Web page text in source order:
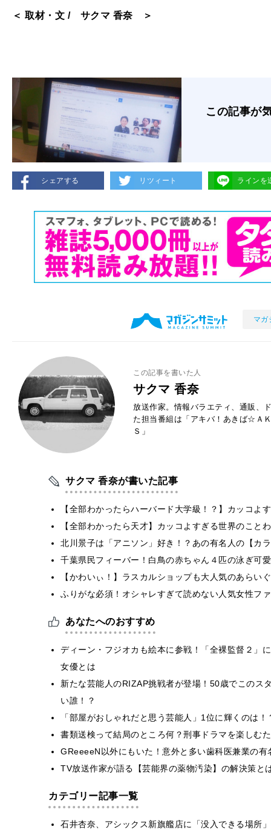
＜ 取材・文 / サクマ 香奈 ＞
この記事が
シェアする リツィート ラインを
マガ
この記事を書いた人
サクマ 香奈
放送作家。情報バラエティ、通販、
た担当番組は「アキバ！あきば☆Ａ
Ｓ」
サクマ 香奈が書いた記事
【全部わかったらハーバード大学級！？】カッコよ
【全部わかったら天才】カッコよすぎる世界のこと
北川景子は「アニソン」好き！？あの有名人の【
千葉県民フィーバー！白鳥の赤ちゃん４匹の泳ぎ可
【かわいぃ！】ラスカルショップも大人気のあらい
ふりがな必須！オシャレすぎて読めない人気女性フ
あなたへのおすすめ
ディーン・フジオカも絵本に参戦！「全裸監督２」
女優とは
新たな芸能人のRIZAP挑戦者が登場！50歳でこのス
い誰！？
「部屋がおしゃれだと思う芸能人」1位に輝くのは！
書類送検って結局のところ何？刑事ドラマを楽しむ
GReeeeN以外にもいた！意外と多い歯科医兼業の有
TV放送作家が語る【芸能界の薬物汚染】の解決策と
カテゴリー記事一覧
石井杏奈、アシックス新旗艦店に「没入できる場所